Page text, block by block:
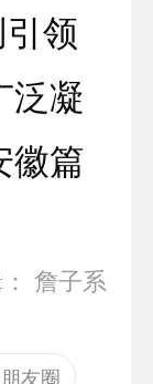
领
泛凝
徽篇
詹子系
朋友圈